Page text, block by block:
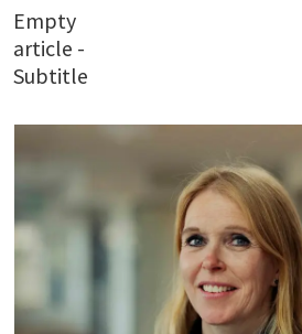
Empty
article -
Subtitle